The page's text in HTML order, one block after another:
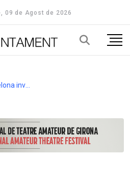
09 de Agost de 2026